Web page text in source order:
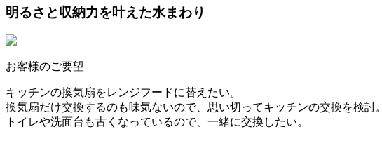
明るさと収納力を叶えた水まわり
お客様のご要望
キッチンの換気扇をレンジフードに替えたい。
換気扇だけ交換するのも味気ないので、思い切ってキッチンの交換を検討。
トイレや洗面台も古くなっているので、一緒に交換したい。